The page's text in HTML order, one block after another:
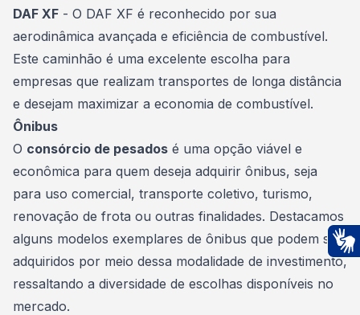
DAF XF - O DAF XF é reconhecido por sua
aerodinâmica avançada e eficiência de combustível.
Este caminhão é uma excelente escolha para
empresas que realizam transportes de longa distância
e desejam maximizar a economia de combustível.
Ônibus
O consórcio de pesados é uma opção viável e
econômica para quem deseja adquirir ônibus, seja
para uso comercial, transporte coletivo, turismo,
renovação de frota ou outras finalidades. Destacamos
alguns modelos exemplares de ônibus que podem ser
adquiridos por meio dessa modalidade de investimento,
ressaltando a diversidade de escolhas disponíveis no
mercado.